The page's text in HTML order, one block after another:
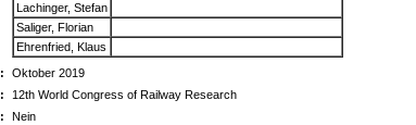
Lachinger, Stefan
Saliger, Florian
Ehrenfried, Klaus
Oktober 2019
12th World Congress of Railway Research
Nein